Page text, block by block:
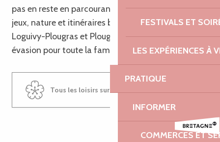
FESTIVALS ET
LES EXPÉRIENCES À
PRATIQUE
INFORMER
COMMERCES ET
pas en reste en parcourant
l’itinéraire n°26. Entre
jeux, nature et itinéraires balisés, les communes de
Loguivy-Plougras et Plougras conjuguent plaisir et
évasion pour toute la famille.
Tous les loisirs sur Loguivy-Plougras